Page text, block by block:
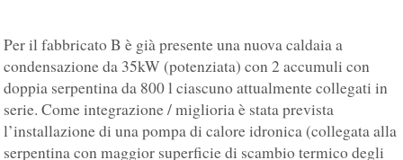
Per il fabbricato B è già presente una nuova caldaia a
condensazione da 35kW (potenziata) con 2 accumuli con
doppia serpentina da 800 l ciascuno attualmente collegati in
serie. Come integrazione / miglioria è stata prevista
l’installazione di una pompa di calore idronica (collegata alla
serpentina con maggior superficie di scambio termico degli